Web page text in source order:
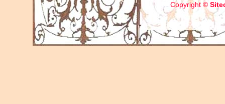
Copyright ©